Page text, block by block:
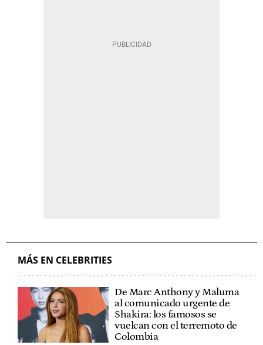
MÁS EN CELEBRITIES
De Marc Anthony y Maluma
al comunicado urgente de
Shakira: los famosos se
vuelcan con el terremoto de
Colombia